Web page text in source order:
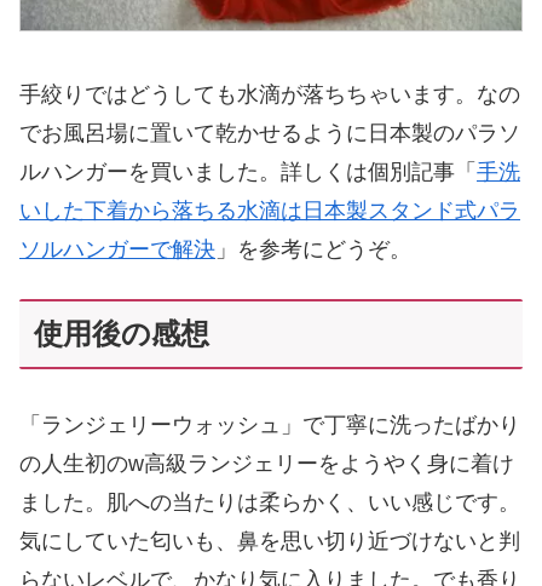
手絞りではどうしても水滴が落ちちゃいます。なの
でお風呂場に置いて乾かせるように日本製のパラソ
ルハンガーを買いました。詳しくは個別記事「 手洗
いした下着から落ちる水滴は日本製スタンド式パラ
ソルハンガーで解決 」を参考にどうぞ。
使用後の感想
「ランジェリーウォッシュ」で丁寧に洗ったばかり
の人生初のw高級ランジェリーをようやく身に着け
ました。肌への当たりは柔らかく、いい感じです。
気にしていた匂いも、鼻を思い切り近づけないと判
らないレベルで、かなり気に入りました。でも香り